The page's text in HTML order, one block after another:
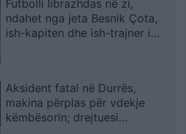
Futbolli librazhdas në zi,
ndahet nga jeta Besnik Çota,
ish-kapiten dhe ish-trajner i
Aksident fatal në Durrës,
makina përplas për vdekje
këmbësorin; drejtuesi